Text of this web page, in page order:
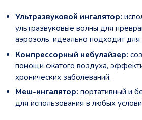
Ультразвуковой ингалятор:
ультразвуковые волны для
аэрозоль, идеально подходит
Компрессорный небулайзер:
помощи сжатого воздуха,
хронических заболеваний.
Меш-ингалятор: портативный и
для использования в любых